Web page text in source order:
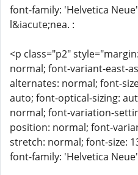
font-family: 'Helvetica
l&iacute;nea. :
<p class="p2"
normal; font-variant-east-
alternates: normal; font-
auto; font-optical-sizing:
normal; font-variation-
position: normal; font-
stretch: normal; font-size:
font-family: 'Helvetica